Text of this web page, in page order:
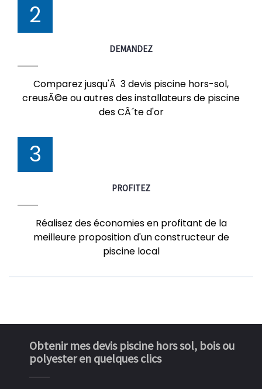
2
DEMANDEZ
Comparez jusqu'Ã 3 devis piscine hors-sol,
creusÃ©e ou autres des installateurs de piscine
des CÃ´te d'or
3
PROFITEZ
Réalisez des économies en profitant de la
meilleure proposition d'un constructeur de
piscine local
Obtenir mes devis piscine hors sol, bois ou
polyester en quelques clics